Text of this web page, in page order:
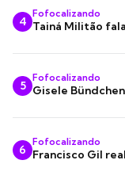
4
Fofocalizando
Tainá Militão
5
Fofocalizando
Gisele
6
Fofocalizando
Francisco Gil